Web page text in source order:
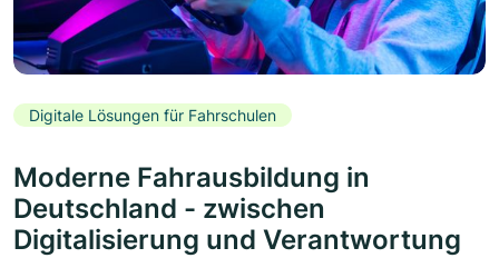
Digitale Lösungen für Fahrschulen
Moderne Fahrausbildung in
Deutschland - zwischen
Digitalisierung und Verantwortung